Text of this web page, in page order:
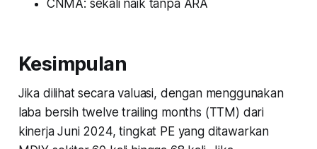
CNMA: sekali naik tanpa ARA
Kesimpulan
Jika dilihat secara valuasi, dengan menggunakan
laba bersih twelve trailing months (TTM) dari
kinerja Juni 2024, tingkat PE yang ditawarkan